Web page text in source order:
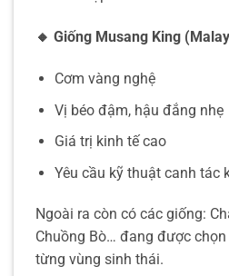
🔸 Giống Musang King
Cơm vàng nghệ
Vị béo đậm, hậu đắng nhẹ
Giá trị kinh tế cao
Yêu cầu kỹ thuật canh tác
Ngoài ra còn có các giống:
Chuồng Bò… đang được
từng vùng sinh thái.